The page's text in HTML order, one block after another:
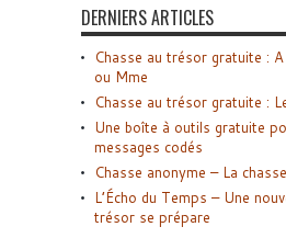
DERNIERS ARTICLES
Chasse au trésor gratuite :
ou Mme
Chasse au trésor gratuite :
Une boîte à outils gratuite
messages codés
Chasse anonyme – La
L’Écho du Temps – Une
trésor se prépare